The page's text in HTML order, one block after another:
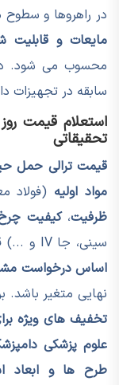
در راهروها و
مایعات و
محسوب می شود.
سابقه در تجهیزات
استعلام قیمت
تحقیقاتی
قیمت ترالی حمل
مواد اولیه (فولاد
ظرفیت،کیفیت
سینی، جا IV و ...) قرار دارد. همچنین امکان
اساس درخواست
نهایی متغیر باشد.
تخفیف های ویژه
علوم پزشکی
طرح ها و ابعاد